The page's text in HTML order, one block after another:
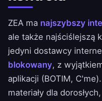
ZEA ma najszybszy
ale także najściślejszą
jedyni dostawcy
blokowany, z
aplikacji (BOTIM,
materiały dla